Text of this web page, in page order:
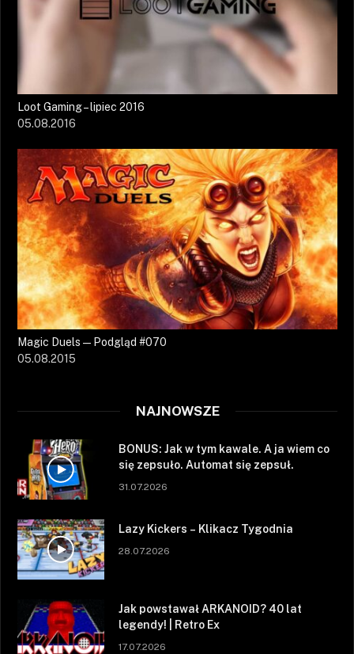
Loot Gaming – lipiec 2016
05.08.2016
Magic Duels — Podgląd #070
05.08.2015
NAJNOWSZE
BONUS: Jak w tym kawale. A ja wiem co
się zepsuło. Automat się zepsuł.
31.07.2026
Lazy Kickers – Klikacz Tygodnia
28.07.2026
Jak powstawał ARKANOID? 40 lat
legendy! | Retro Ex
17.07.2026